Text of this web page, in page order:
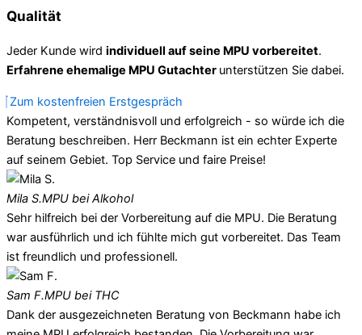
Qualität
Jeder Kunde wird individuell auf seine MPU vorbereitet.
Erfahrene ehemalige MPU Gutachter unterstützen Sie dabei.
Zum kostenfreien Erstgespräch
Kompetent, verständnisvoll und erfolgreich - so würde ich die
Beratung beschreiben. Herr Beckmann ist ein echter Experte
auf seinem Gebiet. Top Service und faire Preise!
Mila S.MPU bei Alkohol
Sehr hilfreich bei der Vorbereitung auf die MPU. Die Beratung
war ausführlich und ich fühlte mich gut vorbereitet. Das Team
ist freundlich und professionell.
Sam F.MPU bei THC
Dank der ausgezeichneten Beratung von Beckmann habe ich